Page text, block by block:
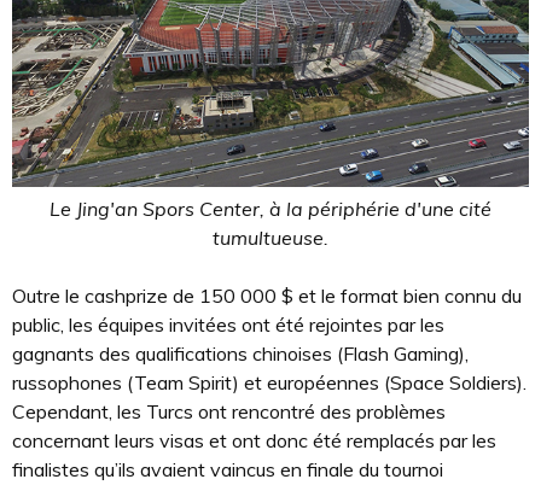
Le Jing'an Spors Center, à la périphérie d'une cité
tumultueuse.
Outre le cashprize de 150 000 $ et le format bien connu du
public, les équipes invitées ont été rejointes par les
gagnants des qualifications chinoises (Flash Gaming),
russophones (Team Spirit) et européennes (Space Soldiers).
Cependant, les Turcs ont rencontré des problèmes
concernant leurs visas et ont donc été remplacés par les
finalistes qu’ils avaient vaincus en finale du tournoi